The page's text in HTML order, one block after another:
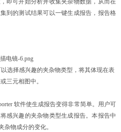
即可开始分析并收集夹杂物数据，从而在
到的测试结果可以一键生成报告，报告格
以选择感兴趣的夹杂物类型，将其体现在表
三元相图中。
软件使生成报告变得非常简单。用户可
感兴趣的夹杂物类型生成报告。本报告中
杂物成分的变化。